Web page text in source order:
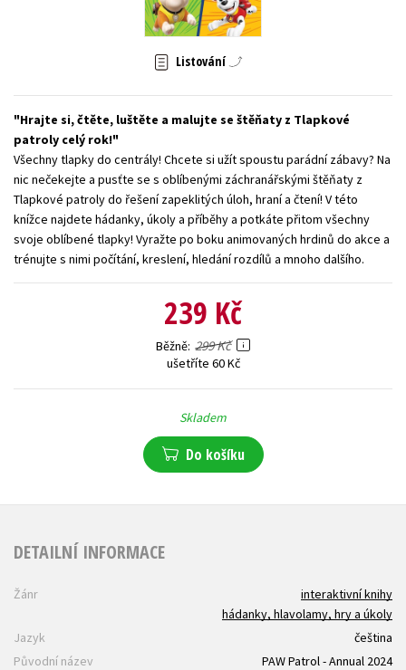
Zahraniční literatura
Všechny tituly
Listování
Hrajte si, čtěte, luštěte a malujte se štěňaty z Tlapkové
patroly celý rok!
Všechny tlapky do centrály! Chcete si užít spoustu parádní zábavy? Na
nic nečekejte a pusťte se s oblíbenými záchranářskými štěňaty z
Tlapkové patroly do řešení zapeklitých úloh, hraní a čtení! V této
knížce najdete hádanky, úkoly a příběhy a potkáte přitom všechny
svoje oblíbené tlapky! Vyražte po boku animovaných hrdinů do akce a
trénujte s nimi počítání, kreslení, hledání rozdílů a mnoho dalšího.
239 Kč
Běžně 299 Kč
ušetříte 60 Kč
Skladem
Do košíku
DETAILNÍ INFORMACE
Žánr
interaktivní knihy
hádanky, hlavolamy, hry a úkoly
Jazyk
čeština
Původní název
PAW Patrol - Annual 2024